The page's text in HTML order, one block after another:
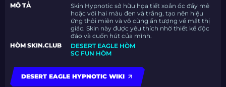
MÔ TẢ
Skin Hypnotic sở hữu họa tiết xoắn ốc đầy mê
hoặc với hai màu đen và trắng, tạo nên hiệu
ứng thôi miên và vô cùng ấn tượng về mặt thị
giác. Skin này được yêu thích nhờ thiết kế độc
đáo và cuốn hút của mình.
HÒM SKIN.CLUB
DESERT EAGLE HÒM
SC FUN HÒM
DESERT EAGLE HYPNOTIC WIKI